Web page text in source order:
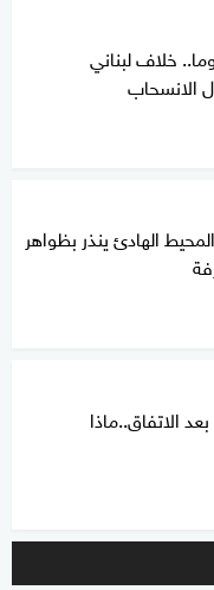
خلاف لبناني
الانسحاب
الهادئ ينذر بظواهر
الاتفاق..ماذا